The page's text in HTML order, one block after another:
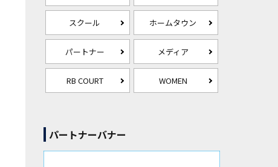
スクール ホームタウン
パートナー メディア
RB COURT WOMEN
パートナーバナー